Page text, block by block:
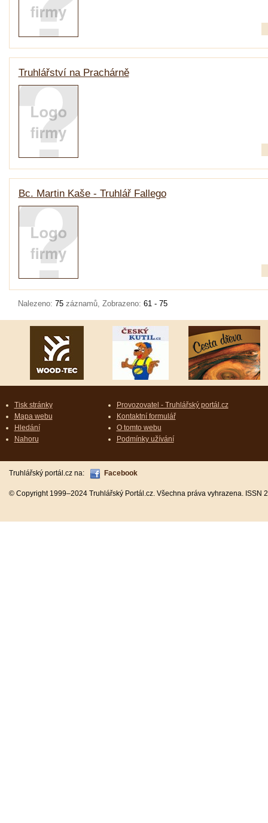
Truhlářství na Prachárně
Bc. Martin Kaše - Truhlář Fallego
Nalezeno: 75 záznamů, Zobrazeno: 61 - 75
Tisk stránky
Mapa webu
Hledání
Nahoru
Provozovatel - Truhlářský portál.cz
Kontaktní formulář
O tomto webu
Podmínky užívání
Truhlářský portál.cz na: Facebook
© Copyright 1999–2024 Truhlářský Portál.cz. Všechna práva vyhrazena.